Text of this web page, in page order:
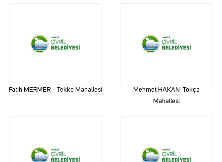
Fatih MERMER - Tekke Mahallesi
Mehmet HAKAN-Tokça
Mahallesi